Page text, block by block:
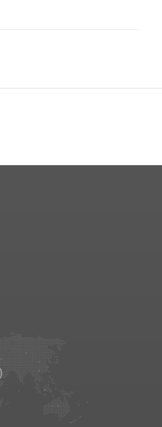
летию Центрального
по обобщению